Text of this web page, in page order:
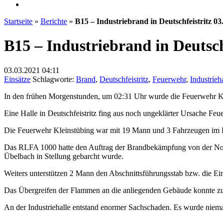
Startseite » Berichte » B15 – Industriebrand in Deutschfeistritz
B15 – Industriebrand in
03.03.2021 04:11
Einsätze Schlagworte: Brand, Deutschfeistritz, Feuerwehr,
In den frühen Morgenstunden, um 02:31 Uhr wurde die Feuerwehr
Eine Halle in Deutschfeistritz fing aus noch ungeklärter Ursache
Die Feuerwehr Kleinstübing war mit 19 Mann und 3 Fahrzeugen im
Das RLFA 1000 hatte den Auftrag der Brandbekämpfung von der
Übelbach in Stellung gebarcht wurde.
Weiters unterstützen 2 Mann den Abschnittsführungsstab bzw. die
Das Übergreifen der Flammen an die anliegenden Gebäude konnte
An der Industriehalle entstand enormer Sachschaden. Es wurde